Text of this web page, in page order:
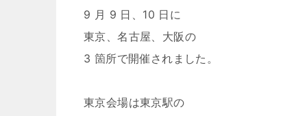
9 月 9 日、10 日に
東京、名古屋、大阪の
3 箇所で開催されました。
東京会場は東京駅の